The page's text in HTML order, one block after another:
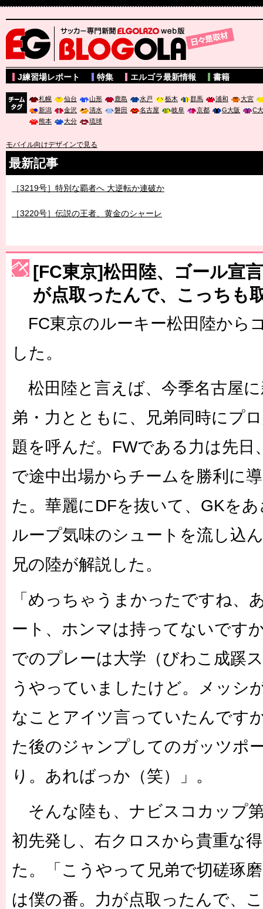
サッカー専門新聞ELGOLAZO web版 BLOGOLA
J練習場レポート 特集 エルゴラ最新情報 書籍
札幌 仙台 山形 鹿島 水戸 栃木 群馬 浦和
大宮
新潟
金沢 清水 磐田 名古屋 岐阜 京都 G大阪
C
熊本
大分 琉球
モバイル向けデザインで見る
最新記事
［3230号］世界一への夢は終わらない
［3223号］一丸。日本出陣
［3222号］史上最大のW杯開幕 注目は「個」
[FC東京]松田陸、ゴール宣
が点取ったんで、こっちも
FC東京のルーキー松田陸から
した。
松田陸と言えば、今季名古屋
弟・力とともに、兄弟同時にプ
題を呼んだ。FWである力は先日
で途中出場からチームを勝利に
た。華麗にDFを抜いて、GKを
ループ気味のシュートを流し込
兄の陸が解説した。
「めっちゃうまかったですね、
ート、ホンマは持ってないです
でのプレーは大学（びわこ成蹊
うやっていましたけど。メッシ
なことアイツ言っていたんです
た後のジャンプしてのガッツポ
り。あればっか（笑）」。
そんな陸も、ナビスコカップ
初先発し、右クロスから貴重な
た。「こうやって兄弟で切磋琢
は僕の番。力が点取ったんで、